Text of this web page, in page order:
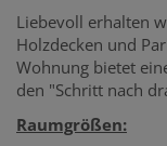
Liebevoll erhalten
Holzdecken und
Wohnung bietet
den "Schritt nach
Raumgrößen: